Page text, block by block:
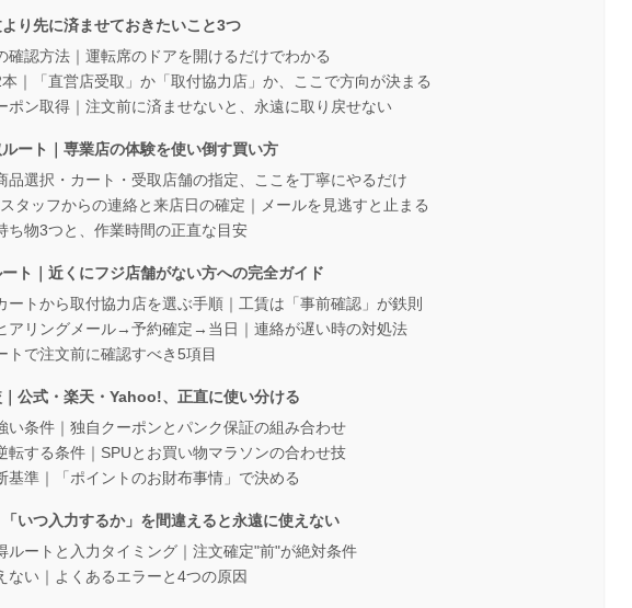
り先に済ませておきたいこと3つ
確認方法｜運転席のドアを開けるだけでわかる
｜「直営店受取」か「取付協力店」か、ここで方向が決まる
ポン取得｜注文前に済ませないと、永遠に取り戻せない
ート｜専業店の体験を使い倒す買い方
品選択・カート・受取店舗の指定、ここを丁寧にやるだけ
タッフからの連絡と来店日の確定｜メールを見逃すと止まる
ち物3つと、作業時間の正直な目安
ト｜近くにフジ店舗がない方への完全ガイド
ートから取付協力店を選ぶ手順｜工賃は「事前確認」が鉄則
アリングメール→予約確定→当日｜連絡が遅い時の対処法
トで注文前に確認すべき5項目
公式・楽天・Yahoo!、正直に使い分ける
い条件｜独自クーポンとパンク保証の組み合わせ
転する条件｜SPUとお買い物マラソンの合わせ技
基準｜「ポイントのお財布事情」で決める
いつ入力するか」を間違えると永遠に使えない
ルートと入力タイミング｜注文確定"前"が絶対条件
ない｜よくあるエラーと4つの原因